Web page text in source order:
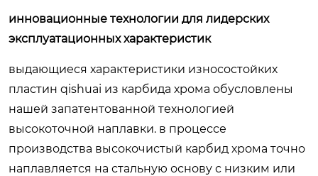
инновационные технологии для лидерских
эксплуатационных характеристик
выдающиеся характеристики износостойких
пластин qishuai из карбида хрома обусловлены
нашей запатентованной технологией
высокоточной наплавки. в процессе
производства высокочистый карбид хрома точно
наплавляется на стальную основу с низким или